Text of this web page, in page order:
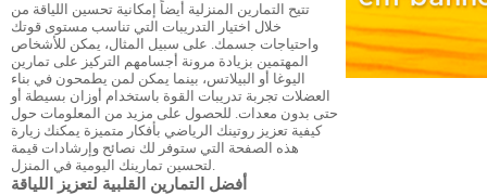
تتيح التمارين المنزلية أيضاً إمكانية تحسين اللياقة من
خلال اختيار التدريبات التي تناسب مستوى قوتك
واحتياجات جسمك. على سبيل المثال، يمكن للأشخاص
المهتمين بزيادة مرونة أجسامهم التركيز على تمارين
اليوغا أو البيلاتس، بينما يمكن لمن يطمحون في بناء
العضلات تجربة تدريبات القوة باستخدام أوزان بسيطة أو
حتى بدون معدات. للحصول على مزيد من المعلومات حول
كيفية تعزيز روتينك الرياضي بأفكار متميزة يمكنك زيارة
هذه الصفحة التي ستوفر لك نصائح وإرشادات قيمة
لتحسين تمارينك اليومية في المنزل.
أفضل التمارين القلبية لتعزيز اللياقة